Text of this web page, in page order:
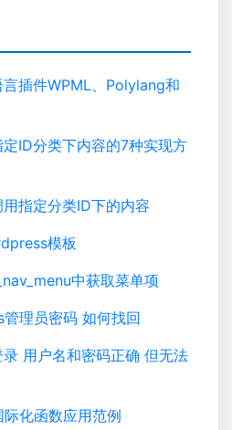
插件WPML、Polylang和
ID分类下内容的7种实现方
指定分类ID下的内容
模板
中获取菜单项
理员密码 如何找回
用户名和密码正确 但无法
化函数应用范例